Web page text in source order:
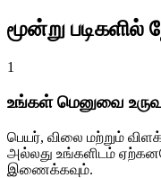
மூன்று படிகளில்
1
உங்கள் மெனுவை
பெயர், விலை மற்றும்
அல்லது உங்களிடம்
இணைக்கவும்.